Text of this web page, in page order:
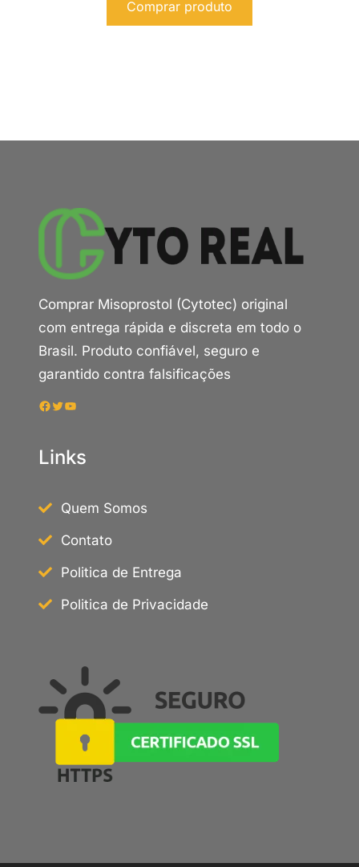
de 5
Comprar produto
Comprar Misoprostol (Cytotec) original
com entrega rápida e discreta em todo o
Brasil. Produto confiável, seguro e
garantido contra falsificações
Facebook Twitter Youtube
Links
Quem Somos
Contato
Politica de Entrega
Politica de Privacidade